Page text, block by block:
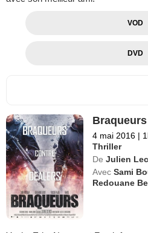
VOD
DVD
Braqueurs
4 mai 2016 |
Thriller
De Julien
Avec Sami
Redouane